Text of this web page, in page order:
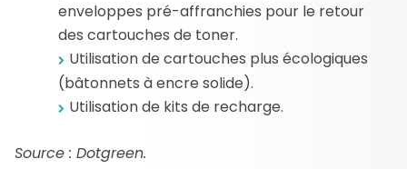
enveloppes pré-affranchies pour le retour
des cartouches de toner.
Utilisation de cartouches plus écologiques
(bâtonnets à encre solide).
Utilisation de kits de recharge.
Source : Dotgreen.